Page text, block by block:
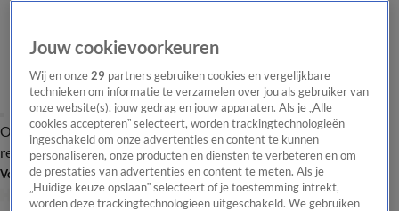
Overzicht Laatste nieuws Regionieuws Het beste van Hart
Tip de
redactie
Volg Hart van Nederland
Jouw cookievoorkeuren
Wij en onze29 partners gebruiken cookies en vergelijkbare
technieken om informatie te verzamelen over jou als gebruiker van
onze website(s), jouw gedrag en jouw apparaten. Als je „Alle
cookies accepteren” selecteert, worden trackingtechnologieën
ingeschakeld om onze advertenties en content te kunnen
personaliseren, onze producten en diensten te verbeteren en om
de prestaties van advertenties en content te meten. Als je
„Huidige keuze opslaan” selecteert of je toestemming intrekt,
worden deze trackingtechnologieën uitgeschakeld. We gebruiken